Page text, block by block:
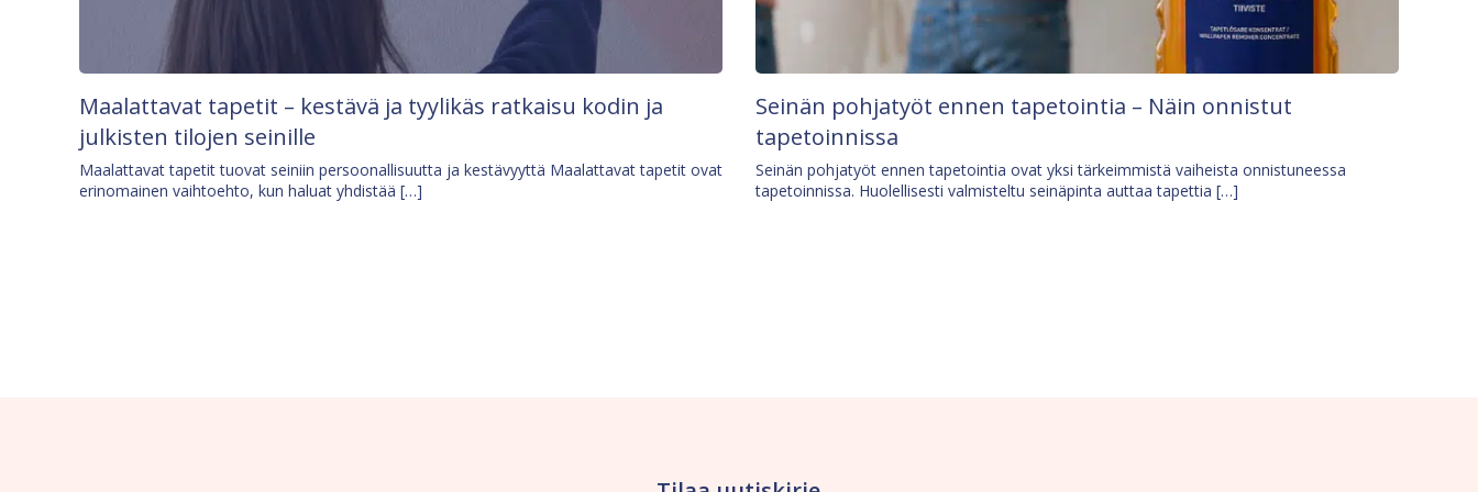
Maalattavat tapetit – kestävä ja tyylikäs ratkaisu kodin ja
julkisten tilojen seinille
Maalattavat tapetit tuovat seiniin persoonallisuutta ja kestävyyttä Maalattavat tapetit ovat
erinomainen vaihtoehto, kun haluat yhdistää […]
Seinän pohjatyöt ennen tapetointia – Näin onnistut
tapetoinnissa
Seinän pohjatyöt ennen tapetointia ovat yksi tärkeimmistä vaiheista onnistuneessa
tapetoinnissa. Huolellisesti valmisteltu seinäpinta auttaa tapettia […]